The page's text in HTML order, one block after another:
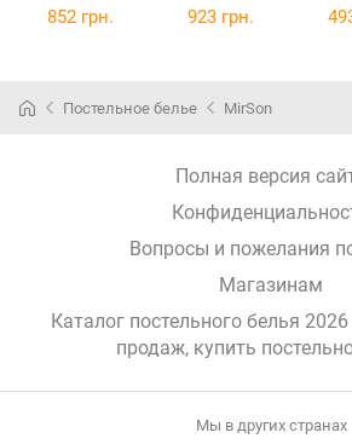
143х210 см
євро 160х220
852 грн. 923 грн.
Постельное белье MirSon
Полная версия
Вопросы и пожелания
Магазинам
Каталог постельного белья
продаж, купить
Мы в других странах